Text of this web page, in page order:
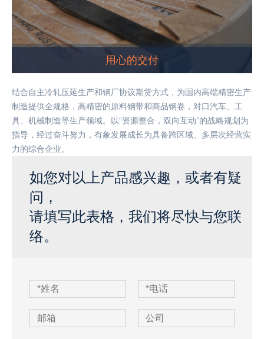
用心的交付
结合自主冷轧压延生产和钢厂协议期货方式，为国内高端精密生产
制造提供全规格，高精密的原料钢带和商品钢卷，对口汽车、工
具、机械制造等生产领域。以“资源整合，双向互动”的战略规划为
指导，经过奋斗努力，有象发展成长为具备跨区域、多层次经营实
力的综合企业。
如您对以上产品感兴趣，或者有疑
问，
请填写此表格，我们将尽快与您联
络。